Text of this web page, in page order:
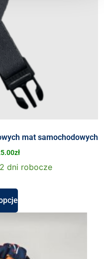
mat samochodowych
zł
dni robocze